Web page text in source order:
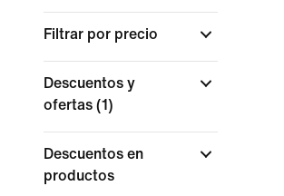
Filtrar por precio
Descuentos y
ofertas (1)
Descuentos en
productos